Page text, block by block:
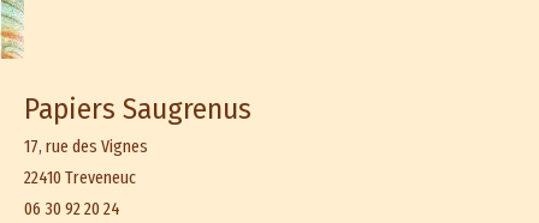
Papiers Saugrenus
17, rue des Vignes
22410 Treveneuc
06 30 92 20 24